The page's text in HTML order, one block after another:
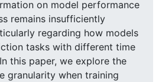
on model performance
remains insufficiently
regarding how models
tasks with different time
this paper, we explore the
granularity when training